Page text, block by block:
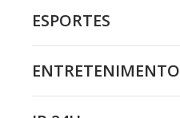
ESPORTES
ENTRETENIMENTO